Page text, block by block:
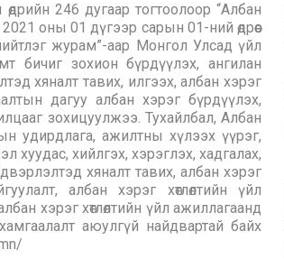
246 дугаар тогтоолоор “Албан
оны 01 дүгээр сарын 01-ний өдрөөс
нийтлэг журам”-аар Монгол Улсад үйл
бичиг зохион бүрдүүлэх, ангилан
хяналт тавих, илгээх, албан хэрэг
дагуу албан хэрэг бүрдүүлэх,
зохицуулжээ. Тухайлбал, Албан
удирдлага, ажилтны хүлээх үүрэг,
хуудас, хийлгэх, хэрэглэх, хадгалах,
хяналт тавих, албан хэрэг
албан хэрэг хөтлөлтийн үйл
хэрэг хөтлөлтийн үйл ажиллагаанд
аюулгүй найдвартай байх